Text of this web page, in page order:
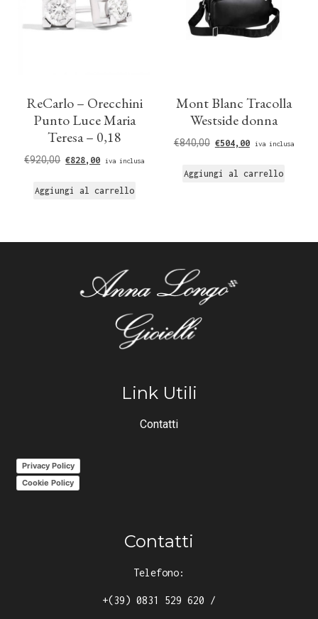
ReCarlo – Orecchini
Punto Luce Maria
Teresa – 0,18
€920,00 €828,00 iva inclusa
Aggiungi al carrello
Mont Blanc Tracolla
Westside donna
€840,00 €504,00 iva inclusa
Aggiungi al carrello
Link Utili
Contatti
Privacy Policy
Cookie Policy
Contatti
Telefono:
+(39) 0831 529 620 /